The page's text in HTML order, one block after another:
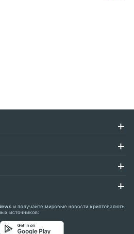
и получайте мировые новости криптовалюты
источников: